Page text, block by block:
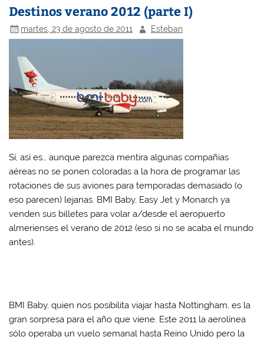
Destinos verano 2012 (parte I)
martes, 23 de agosto de 2011 Esteban
Sí, así es… aunque parezca mentira algunas compañías
aéreas no se ponen coloradas a la hora de programar las
rotaciones de sus aviones para temporadas demasiado (o
eso parecen) lejanas. BMI Baby, Easy Jet y Monarch ya
venden sus billetes para volar a/desde el aeropuerto
almerienses el verano de 2012 (eso si no se acaba el mundo
antes).
BMI Baby, quien nos posibilita viajar hasta Nottingham, es la
gran sorpresa para el año que viene. Este 2011 la aerolínea
sólo operaba un vuelo semanal hasta Reino Unido pero la